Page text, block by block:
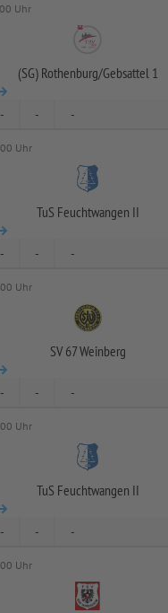
Uhr
(SG) Rothenburg/Gebsattel 1
- - -
Uhr
TuS Feuchtwangen II
- - -
Uhr
SV 67 Weinberg
- - -
Uhr
TuS Feuchtwangen II
- - -
Uhr